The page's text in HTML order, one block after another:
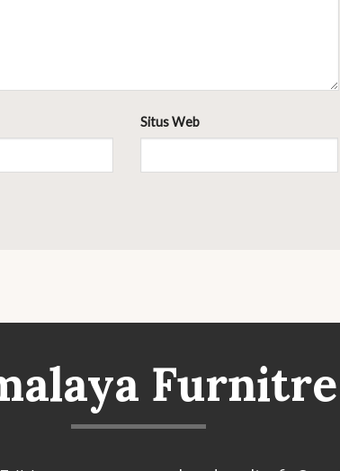
Situs Web
Furnitre